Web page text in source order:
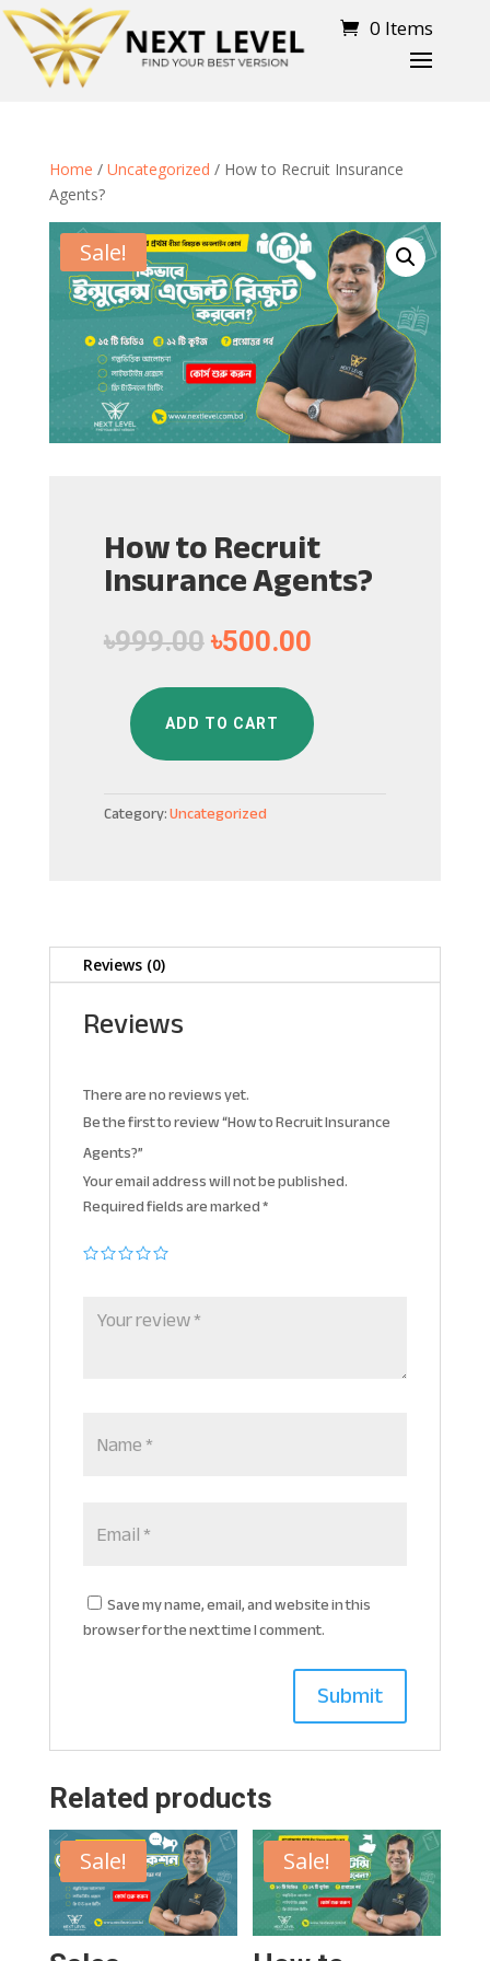
0 Items
Home / Uncategorized / How to Recruit Insurance
Agents?
Sale!
How to Recruit
Insurance Agents?
৳999.00 ৳500.00
How
Insurance
ADD TO CART
Category:Uncategorized
Reviews (0)
Reviews
There are no reviews yet.
Be the first to review “How to Recruit Insurance
Agents?”
Your email address will not be published.
Required fields are marked*
Save my name, email, and website in this
browser for the next time I comment.
Related products
Sale! Sale!